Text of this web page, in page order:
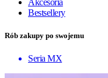
Bestsellery
Rób zakupy po swojemu
Seria MX